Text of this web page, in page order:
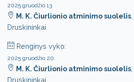
2025 gruodžio 13
M. K. Čiurlionio atminimo suolelis
Druskininkai
Renginys vyko:
2025 gruodžio 20
M. K. Čiurlionio atminimo suolelis
Druskininkai